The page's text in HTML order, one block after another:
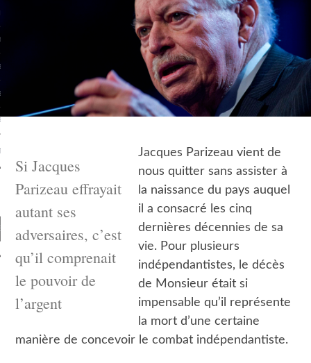
LIGNE
LIGNE
LIGNE BONUS SANS DÉPÔT
VIDÉO
Si Jacques
Parizeau effrayait
autant ses
adversaires, c’est
qu’il comprenait
le pouvoir de
l’argent
Jacques Parizeau vient de
nous quitter sans assister à
la naissance du pays auquel
il a consacré les cinq
dernières décennies de sa
vie. Pour plusieurs
indépendantistes, le décès
de Monsieur était si
impensable qu’il représente
la mort d’une certaine
manière de concevoir le combat indépendantiste.